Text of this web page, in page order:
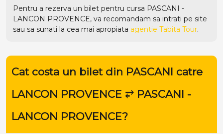
Pentru a rezerva un bilet pentru cursa PASCANI -
LANCON PROVENCE, va recomandam sa intrati pe site
sau sa sunati la cea mai apropiata agentie Tabita Tour.
Cat costa un bilet din PASCANI catre
LANCON PROVENCE ⥂ PASCANI -
LANCON PROVENCE?